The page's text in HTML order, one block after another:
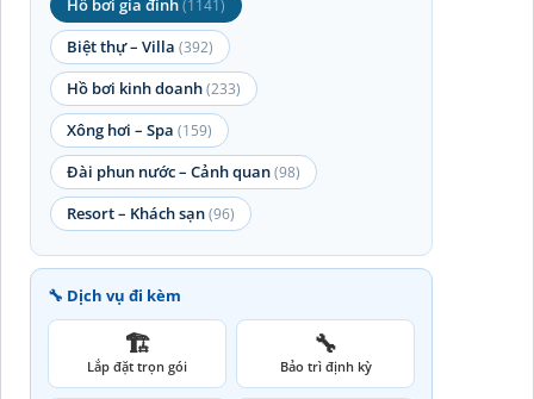
Hồ bơi gia đình(1141)
Biệt thự – Villa (392)
Hồ bơi kinh doanh(233)
Xông hơi – Spa (159)
Đài phun nước – Cảnh quan(98)
Resort – Khách sạn(96)
🔧 Dịch vụ đi kèm
🏗️
Lắp đặt trọn gói
🔧
Bảo trì định kỳ